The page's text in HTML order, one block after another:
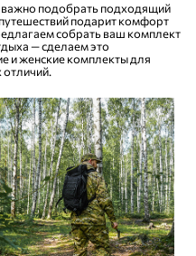
подобрать подходящий
подарит комфорт
собрать ваш комплект
— сделаем это
и женские комплекты для